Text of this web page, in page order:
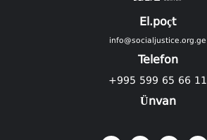
El.poçt
info@socialjustice.org.ge
Telefon
+995 599 65 66 11
Ünvan